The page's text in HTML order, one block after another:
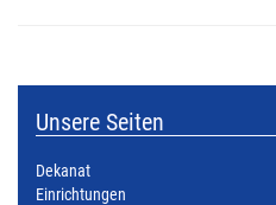
Unsere Seiten
Dekanat
Einrichtungen